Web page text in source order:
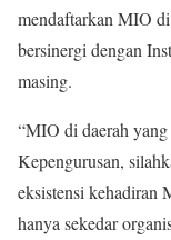
mendaftarkan MIO
bersinergi dengan
masing.
“MIO di daerah
Kepengurusan,
eksistensi kehadiran
hanya sekedar